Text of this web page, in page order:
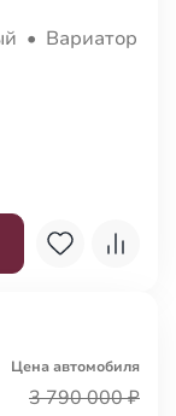
• Вариатор
Цена автомобиля
3 790 000 ₽